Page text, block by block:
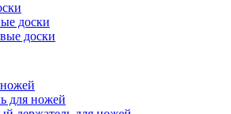
доски
доски
для ножей